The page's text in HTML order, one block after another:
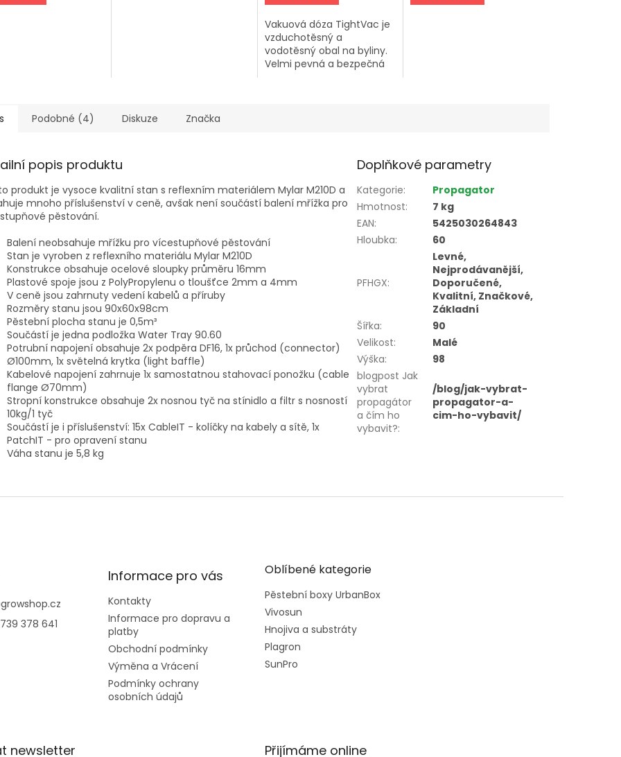
Vakuová dóza TightVac je
vzduchotěsný a
vodotěsný obal na byliny.
Velmi pevná a bezpečná
Podobné (4) Diskuze Značka
popis produktu
produkt je vysoce kvalitní stan s reflexním materiálem Mylar M210D a
mnoho příslušenství v ceně, avšak není součástí balení mřížka pro
pěstování.
Balení neobsahuje mřížku pro vícestupňové pěstování
Stan je vyroben z reflexního materiálu Mylar M210D
Konstrukce obsahuje ocelové sloupky průměru 16mm
Plastové spoje jsou z PolyPropylenu o tloušťce 2mm a 4mm
V ceně jsou zahrnuty vedení kabelů a příruby
Rozměry stanu jsou 90x60x98cm
Pěstební plocha stanu je 0,5m³
Součástí je jedna podložka Water Tray 90.60
Potrubní napojení obsahuje 2x podpěra DF16, 1x průchod (connector)
Ø100mm, 1x světelná krytka (light baffle)
Kabelové napojení zahrnuje 1x samostatnou stahovací ponožku (cable
flange Ø70mm)
Stropní konstrukce obsahuje 2x nosnou tyč na stínidlo a filtr s nosností
10kg/1 tyč
Součástí je i příslušenství: 15x CableIT - kolíčky na kabely a sítě, 1x
PatchIT - pro opravení stanu
Váha stanu je 5,8 kg
Doplňkové parametry
Kategorie:
Propagator
Hmotnost:
7 kg
EAN:
5425030264843
Hloubka: 60
PFHGX:
Levné,
Nejprodávanější,
Doporučené,
Kvalitní, Značkové,
Základní
Šířka:
90
Velikost:
Malé
Výška:
98
blogpost Jak
vybrat
propagátor
a čím ho
vybavit?:
/blog/jak-vybrat-
propagator-a-
cim-ho-vybavit/
growshop.cz
378 641
Informace pro vás
Kontakty
Informace pro dopravu a
platby
Obchodní podmínky
Výměna a Vrácení
Podmínky ochrany
osobních údajů
Oblíbené kategorie
Pěstební boxy UrbanBox
Vivosun
Hnojiva a substráty
Plagron
SunPro
newsletter Přijímáme online